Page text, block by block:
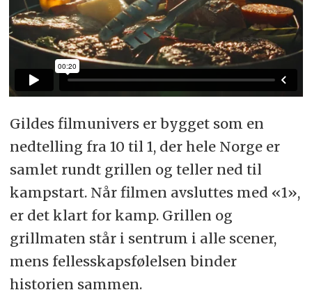
Gildes filmunivers er bygget som en
nedtelling fra 10 til 1, der hele Norge er
samlet rundt grillen og teller ned til
kampstart. Når filmen avsluttes med «1»,
er det klart for kamp. Grillen og
grillmaten står i sentrum i alle scener,
mens fellesskapsfølelsen binder
historien sammen.